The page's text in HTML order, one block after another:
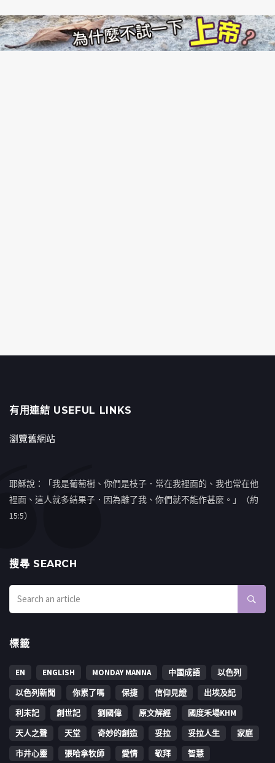
有用連結 USEFUL LINKS
瀏覽舊網站
耶穌說：「我是葡萄樹、你們是枝子．常在我裡面的、我也常在他
裡面、這人就多結果子．因為離了我、你們就不能作甚麼。」（約
15:5）
搜㝷 SEARCH
標籤
EN ENGLISH MONDAY MANNA 中國成語
以色列
以色列新聞
你累了嗎 保捷 信仰見證
出埃及記
利未記
創世記 劉國偉 原文解經
國度禾場KHM
天人之聲
天堂 奇妙的創造 妥拉 妥拉人生
家庭
市井心靈
張哈拿牧師 愛情 敬拜 智慧